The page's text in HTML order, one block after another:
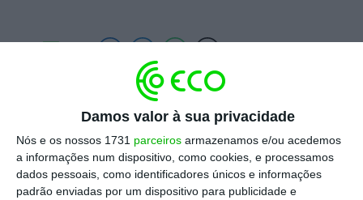
Damos valor à sua privacidade
Nós e os nossos 1731 parceiros armazenamos e/ou acedemos
a informações num dispositivo, como cookies, e processamos
dados pessoais, como identificadores únicos e informações
padrão enviadas por um dispositivo para publicidade e
Assine o ECO Premium